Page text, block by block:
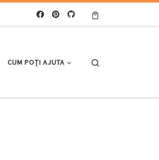
CUM POȚI AJUTA